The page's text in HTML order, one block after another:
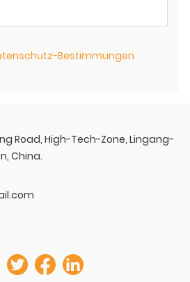
Bestimmungen
Road, High-Tech-Zone, Lingang-
China.